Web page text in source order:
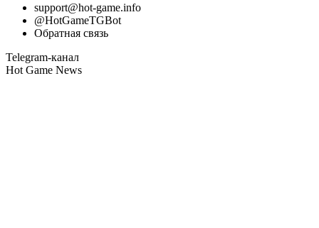
support@hot-game.info
@HotGameTGBot
Обратная связь
Telegram-канал
Hot Game News